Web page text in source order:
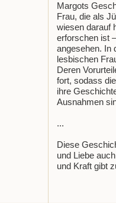
Margots
Frau, die als
wiesen darauf
erforschen ist
angesehen. In
lesbischen
Deren
fort, sodass
ihre
Ausnahmen
...
Diese
und Liebe
und Kraft gibt